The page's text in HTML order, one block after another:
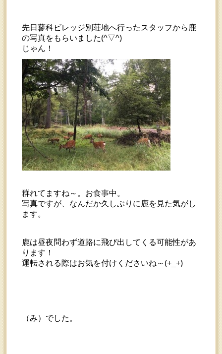
先日蓼科ビレッジ別荘地へ行ったスタッフから鹿
の写真をもらいました(^▽^)
じゃん！
群れてますね～。お食事中。
写真ですが、なんだか久しぶりに鹿を見た気がし
ます。
鹿は昼夜問わず道路に飛び出してくる可能性があ
ります！
運転される際はお気を付けくださいね～(+_+)
（み）でした。